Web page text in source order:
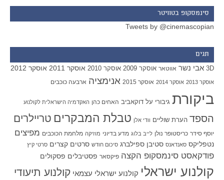
סינמסקופ בטוויטר
Tweets by @cinemascopian
תגים
3D אבי נשר אווטאר אוסקר 2009 אוסקר 2010 אוסקר 2011 אוסקר 2012
אוסקר 2013 אוסקר 2014 אוסקר 2015 אנימציה ארבעה כוכבים
ביקורת גיבורי על דוקאביב האחים כהן האקדמיה הישראלית לקולנוע
הספד הערת שוליים וודי אלן טבלת המבקרים טריילרים
יוסף סידר כריסטופר נולן לייב בלוג מדע בדיוני מוזיקה מלחמת הכוכבים מפיצים
נטפליקס סאנדאנס סטיבן ספילברג סיכום חודש סרטים קצרים סרטי קיץ
פודקאסט סינמסקופ הקצה פיקסאר פסטיבלים פסקולים
קולנוע ישראלי קולנוע ישראלי עצמאי קולנוע תיעודי